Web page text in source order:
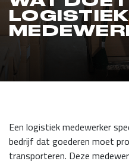
LOGISTIEK
Een logistiek medewerker
bedrijf dat goederen moet
transporteren. Deze